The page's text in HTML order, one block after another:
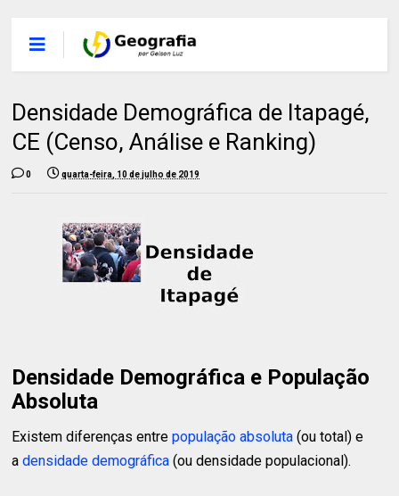
Densidade Demográfica de Itapagé,
CE (Censo, Análise e Ranking)
0 quarta-feira, 10 de julho de 2019
Densidade Demográfica e População
Absoluta
Existem diferenças entrepopulação absoluta (ou total) e
adensidade demográfica (ou densidade populacional).